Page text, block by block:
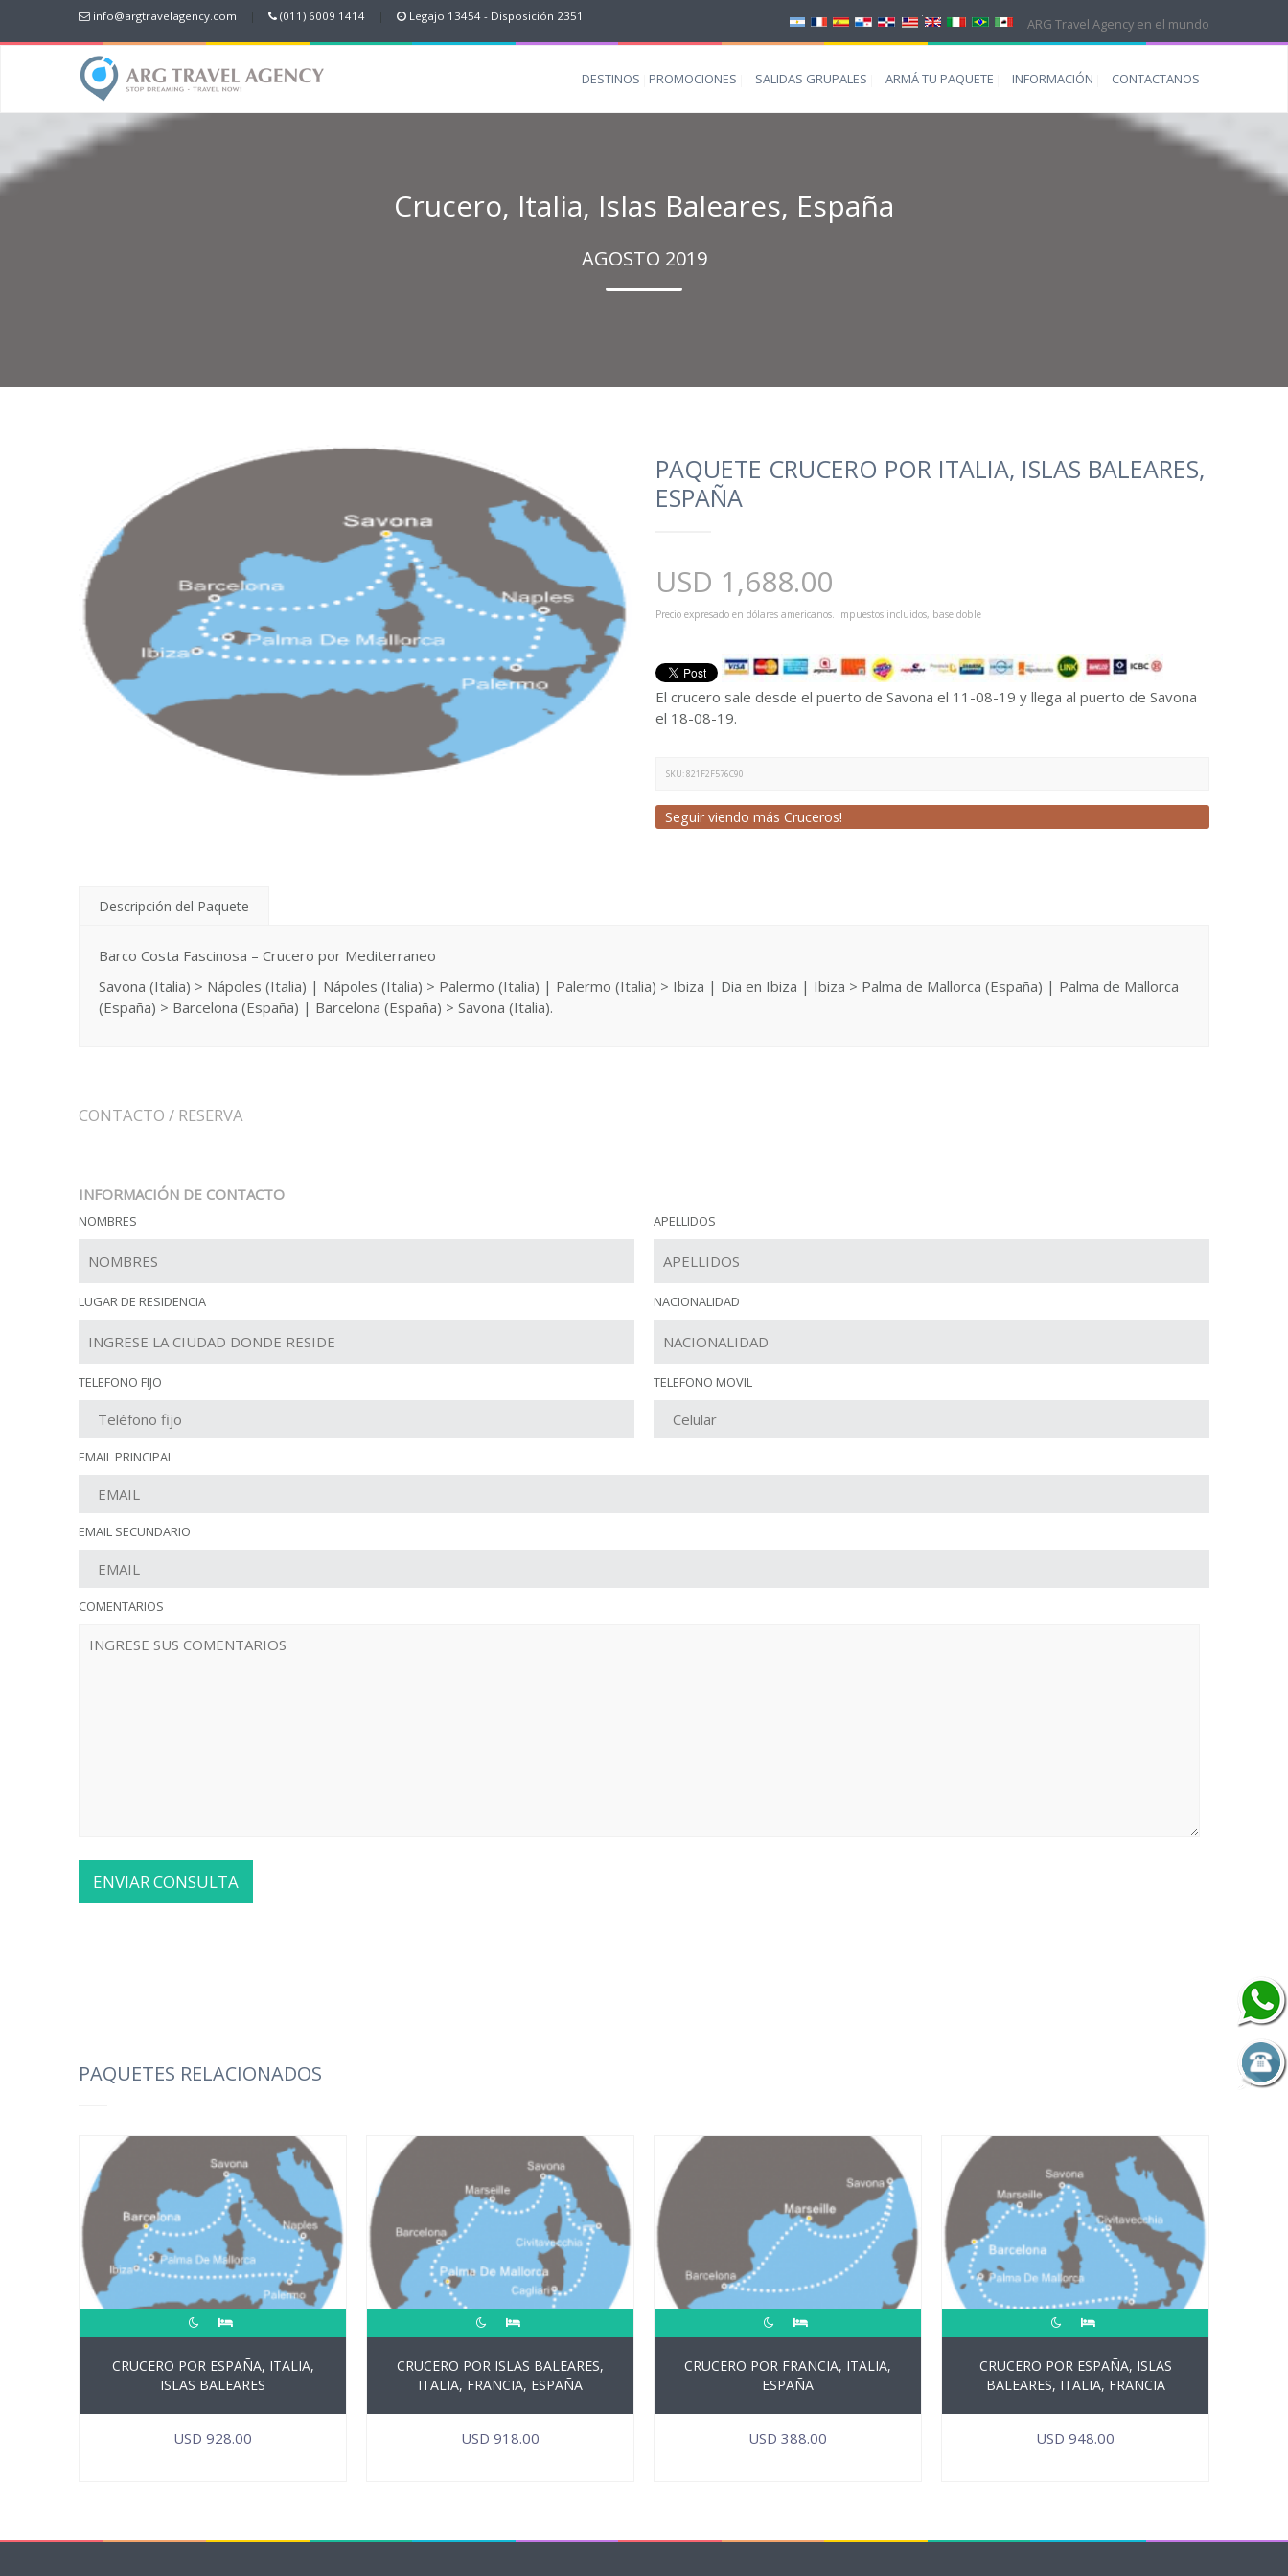
info@argtravelagency.com (011) 6009 1414 Legajo 13454 - Disposición 2351 ARG Travel Agency en el mundo
DESTINOS PROMOCIONES SALIDAS GRUPALES ARMÁ TU PAQUETE INFORMACIÓN CONTACTANOS
Crucero, Italia, Islas Baleares, España
AGOSTO 2019
PAQUETE CRUCERO POR ITALIA, ISLAS BALEARES,
ESPAÑA
USD 1,688.00
Precio expresado en dólares americanos. Impuestos incluidos, base doble
El crucero sale desde el puerto de Savona el 11-08-19 y llega al puerto de Savona
el 18-08-19.
SKU:821F2F576C90
Seguir viendo más Cruceros!
Descripción del Paquete
Barco Costa Fascinosa – Crucero por Mediterraneo
Savona (Italia) > Nápoles (Italia) | Nápoles (Italia) > Palermo (Italia) | Palermo (Italia) > Ibiza | Dia en Ibiza | Ibiza > Palma de Mallorca (España) | Palma de Mallorca
(España) > Barcelona (España) | Barcelona (España) > Savona (Italia).
CONTACTO / RESERVA
INFORMACIÓN DE CONTACTO
NOMBRES APELLIDOS
LUGAR DE RESIDENCIA NACIONALIDAD
TELEFONO FIJO TELEFONO MOVIL
EMAIL PRINCIPAL
EMAIL SECUNDARIO
COMENTARIOS
PAQUETES RELACIONADOS
CRUCERO POR ESPAÑA, ITALIA,
ISLAS BALEARES
USD 928.00
CRUCERO POR ISLAS BALEARES,
ITALIA, FRANCIA, ESPAÑA
USD 918.00
CRUCERO POR FRANCIA, ITALIA,
ESPAÑA
USD 388.00
CRUCERO POR ESPAÑA, ISLAS
BALEARES, ITALIA, FRANCIA
USD 948.00